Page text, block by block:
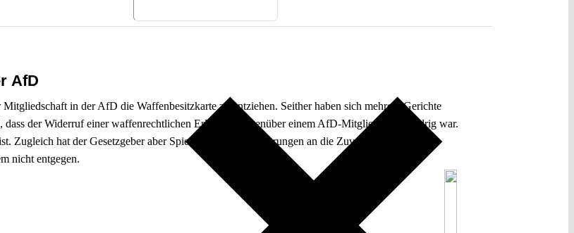
AfD
in der AfD die Waffenbesitzkarte zu entziehen. Seither haben sich mehrere Gerichte
dass der Widerruf einer waffenrechtlichen Erlaubnis gegenüber einem AfD-Mitglied rechtswidrig war.
Zugleich hat der Gesetzgeber aber Spielraum, die Anforderungen an die Zuverlässigkeit von
nicht entgegen.